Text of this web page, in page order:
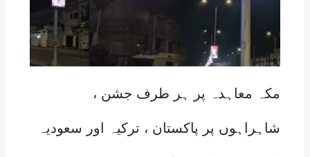
مکہ معاہدہ پر ہر طرف جشن ،
شاہراہوں پر پاکستان ، ترکیہ اور سعودیہ